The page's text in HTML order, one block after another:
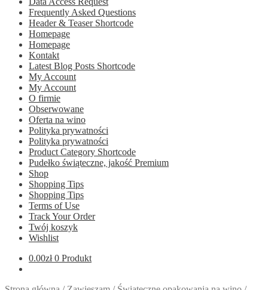
Frequently Asked Questions
Header & Teaser Shortcode
Homepage
Homepage
Kontakt
Latest Blog Posts Shortcode
My Account
My Account
O firmie
Obserwowane
Oferta na wino
Polityka prywatności
Polityka prywatności
Product Category Shortcode
Pudełko świąteczne, jakość Premium
Shop
Shopping Tips
Shopping Tips
Terms of Use
Track Your Order
Twój koszyk
Wishlist
0.00zł 0 Produkt